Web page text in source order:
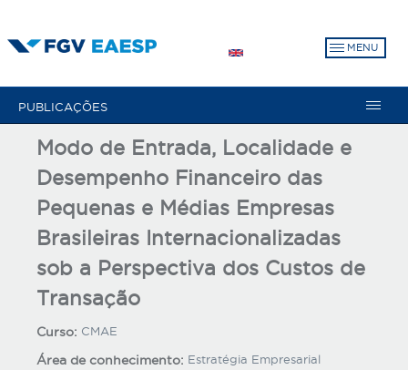
para
MENU
PUBLICAÇÕES
Modo de Entrada, Localidade e
Desempenho Financeiro das
Pequenas e Médias Empresas
Brasileiras Internacionalizadas
sob a Perspectiva dos Custos de
Transação
Curso: CMAE
Área de conhecimento: Estratégia Empresarial